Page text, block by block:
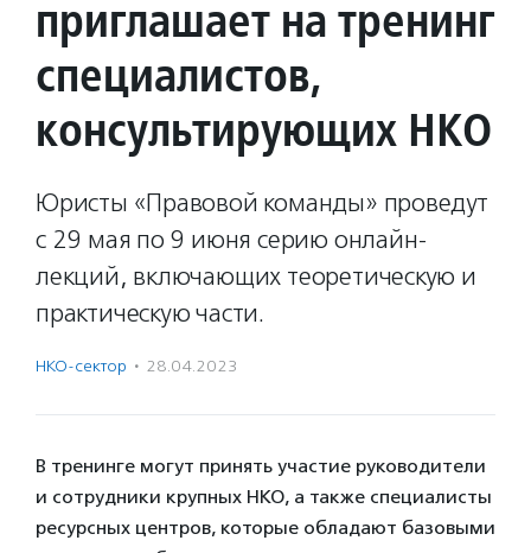
приглашает на тренинг
специалистов,
консультирующих НКО
Юристы «Правовой команды» проведут
с 29 мая по 9 июня серию онлайн-
лекций, включающих теоретическую и
практическую части.
НКО-сектор · 28.04.2023
В тренинге могут принять участие руководители
и сотрудники крупных НКО, а также специалисты
ресурсных центров, которые обладают базовыми